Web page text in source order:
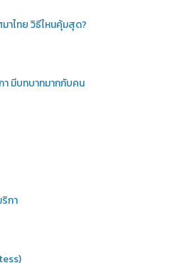
มาไทย วิธีไหนคุ้มสุด?
า มีบทบาทมากกับคน
ริกา